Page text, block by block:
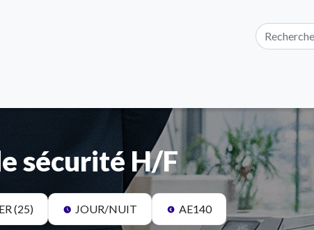
sécurité H/F
(25) JOUR/NUIT AE140